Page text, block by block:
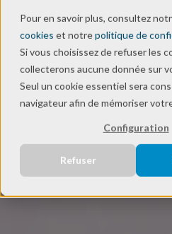
Pour en savoir plus, consultez
cookies et notrepolitique de
Si vous choisissez de refuser les
collecterons aucune donnée sur
Seul un cookie essentiel sera
navigateur afin de mémoriser
Configuration
Refuser